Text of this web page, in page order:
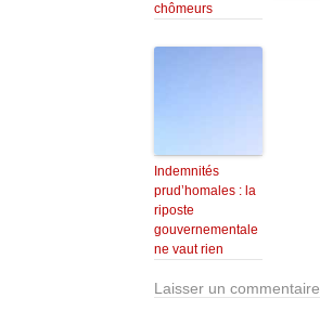
chômeurs
Indemnités
prud’homales : la
riposte
gouvernementale
ne vaut rien
Laisser un commentaire